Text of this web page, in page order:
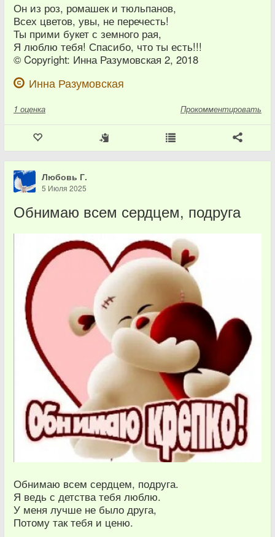
Он из роз, ромашек и тюльпанов,
Всех цветов, увы, не перечесть!
Ты прими букет с земного рая,
Я люблю тебя! Спасибо, что ты есть!!!
© Copyright: Инна Разумовская 2, 2018
Инна Разумовская
1 оценка Прокомментировать
Любовь Г.
5 Июля 2025
Обнимаю всем сердцем, подруга
Обнимаю всем сердцем, подруга.
Я ведь с детства тебя люблю.
У меня лучше не было друга,
Потому так тебя и ценю.